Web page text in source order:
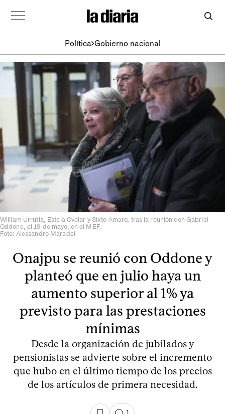
Política Gobierno nacional
William Urrutia, Estela Ovelar y Sixto Amaro, tras la reunión con Gabriel
Oddone, el 19 de mayo, en el MEF.
Foto: Alessandro Maradei
Onajpu se reunió con Oddone y
planteó que en julio haya un
aumento superior al 1% ya
previsto para las prestaciones
mínimas
Desde la organización de jubilados y
pensionistas se advierte sobre el incremento
que hubo en el último tiempo de los precios
de los artículos de primera necesidad.